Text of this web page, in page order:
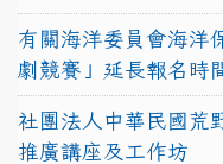
有關海洋委員會海洋
劇競賽」延長報名時
社團法人中華民國荒
推廣講座及工作坊